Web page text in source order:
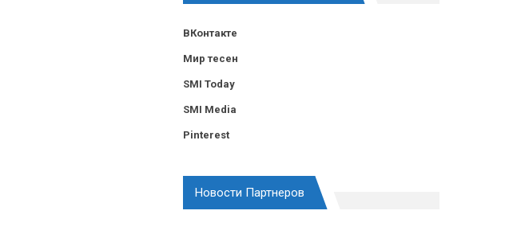
ВКонтакте
Мир тесен
SMI Today
SMI Media
Pinterest
Новости Партнеров